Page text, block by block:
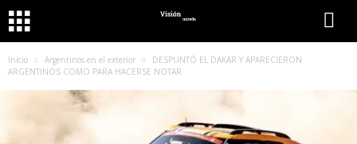
Inicio Argentinos en el exterior
DESPUNTÓ EL DAKAR Y APARECIERON
ARGENTINOS COMO PARA HACERSE NOTAR